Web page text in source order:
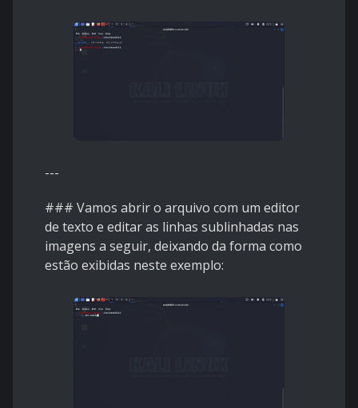
---
### Vamos abrir o arquivo com um editor
de texto e editar as linhas sublinhadas nas
imagens a seguir, deixando da forma como
estão exibidas neste exemplo: